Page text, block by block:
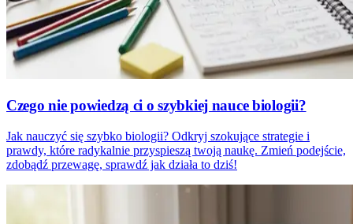
Czego nie powiedzą ci o szybkiej nauce biologii?
Jak nauczyć się szybko biologii? Odkryj szokujące strategie i
prawdy, które radykalnie przyspieszą twoją naukę. Zmień podejście,
zdobądź przewagę, sprawdź jak działa to dziś!